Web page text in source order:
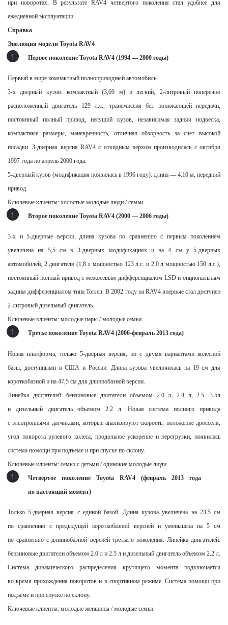
при поворотах. В результате RAV4 четвертого поколения стал удобнее для
ежедневной эксплуатации.
Справка
Эволюция модели Toyota RAV4
Первое поколение Toyota RAV4 (1994 — 2000 годы)
Первый в мире компактный полноприводный автомобиль.
3-х дверный кузов: компактный (3,69 м) и легкий, 2-литровый поперечно
расположенный двигатель 129 л.с., трансмиссия без понижающей передачи,
постоянный полный привод, несущий кузов, независимая задняя подвеска,
компактные размеры, маневренность, отличная обзорность за счет высокой
посадки. 3-дверная версия RAV4 с откидным верхом производилась с октября
1997 года по апрель 2000 года.
5-дверный кузов (модификация появилась в 1996 году): длина — 4.10 м, передний
привод.
Ключевые клиенты: холостые молодые люди / семьи.
Второе поколение Toyota RAV4 (2000 — 2006 годы)
3-х и 5-дверные версии, длина кузова по сравнению с первым поколением
увеличена на 5,5 см в 3-дверных модификациях и на 4 см у 5-дверных
автомобилей, 2 двигателя (1,8 л мощностью 123 л.с. и 2.0 л мощностью 150 л.с.),
постоянный полный привод с межосевым дифференциалом LSD и опциональным
задним дифференциалом типа Torsen. В 2002 году на RAV4 впервые стал доступен
2-литровый дизельный двигатель.
Ключевые клиенты: молодые пары / молодые семьи.
Третье поколение Toyota RAV4 (2006-февраль 2013 года)
Новая платформа, только 5-дверная версия, но с двумя вариантами колесной
базы, доступными в США и России. Длина кузова увеличилась на 19 см для
короткобазной и на 47,5 см для длиннобазной версии.
Линейка двигателей: бензиновые двигатели объемом 2.0 л, 2.4 л, 2.5, 3.5л
и дизельный двигатель объемом 2.2 л. Новая система полного привода
с электронными датчиками, которые анализируют скорость, положение дросселя,
угол поворота рулевого колеса, продольное ускорение и перегрузки, появилась
система помощи при подъеме и при спуске по склону.
Ключевые клиенты: семьи с детьми / одинокие молодые люди.
Четвертое поколение Toyota RAV4 (февраль 2013 года
по настоящий момент)
Только 5-дверная версия с единой базой. Длина кузова увеличена на 23,5 см
по сравнению с предыдущей короткобазной версией и уменьшена на 5 см
по сравнению с длиннобазной версией третьего поколения. Линейка двигателей:
бензиновые двигатели объемом 2.0 л и 2.5 л и дизельный двигатель объемом 2.2 л.
Система динамического распределения крутящего момента подключается
во время прохождения поворотов и в спортивном режиме. Система помощи при
подъеме и при спуске по склону.
Ключевые клиенты: молодые женщины / молодые семьи.